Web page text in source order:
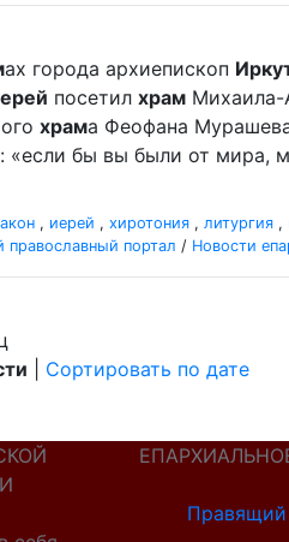
ах города архиепископ
посетил храм Михаила-
храма Феофана
«если бы вы были от мира,
, иерей , хиротония , литургия ,
православный портал / Новости
Сортировать по дате
Правящий